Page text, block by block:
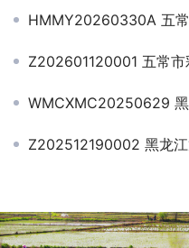
HMMY20260330A 五
Z202601120001 五常市
WMCXMC20250629 黑龙江
Z202512190002 黑龙